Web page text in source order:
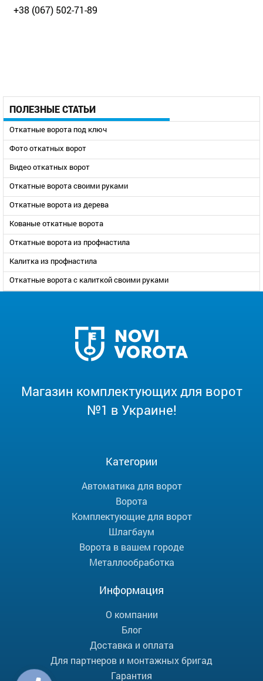
ПОЛЕЗНЫЕ СТАТЬИ
Откатные ворота под ключ
Фото откатных ворот
Видео откатных ворот
Откатные ворота своими руками
Откатные ворота из дерева
Кованые откатные ворота
Откатные ворота из профнастила
Калитка из профнастила
Откатные ворота с калиткой своими руками
+38 (067) 502-71-89
Магазин комплектующих для ворот
№1 в Украине!
Категории
Автоматика для ворот
Ворота
Комплектующие для ворот
Шлагбаум
Ворота в вашем городе
Металлообработка
Информация
О компании
Блог
Доставка и оплата
Для партнеров и монтажных бригад
Гарантия